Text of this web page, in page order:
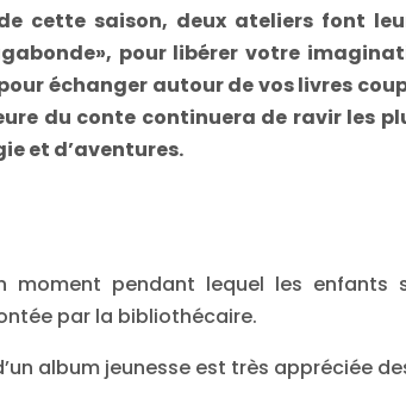
cette saison, deux ateliers font
pour libérer votre
échanger autour de vos livres
du conte continuera de ravir les
et d’aventures.
moment pendant lequel les enfants
par la bibliothécaire.
album jeunesse est très appréciée